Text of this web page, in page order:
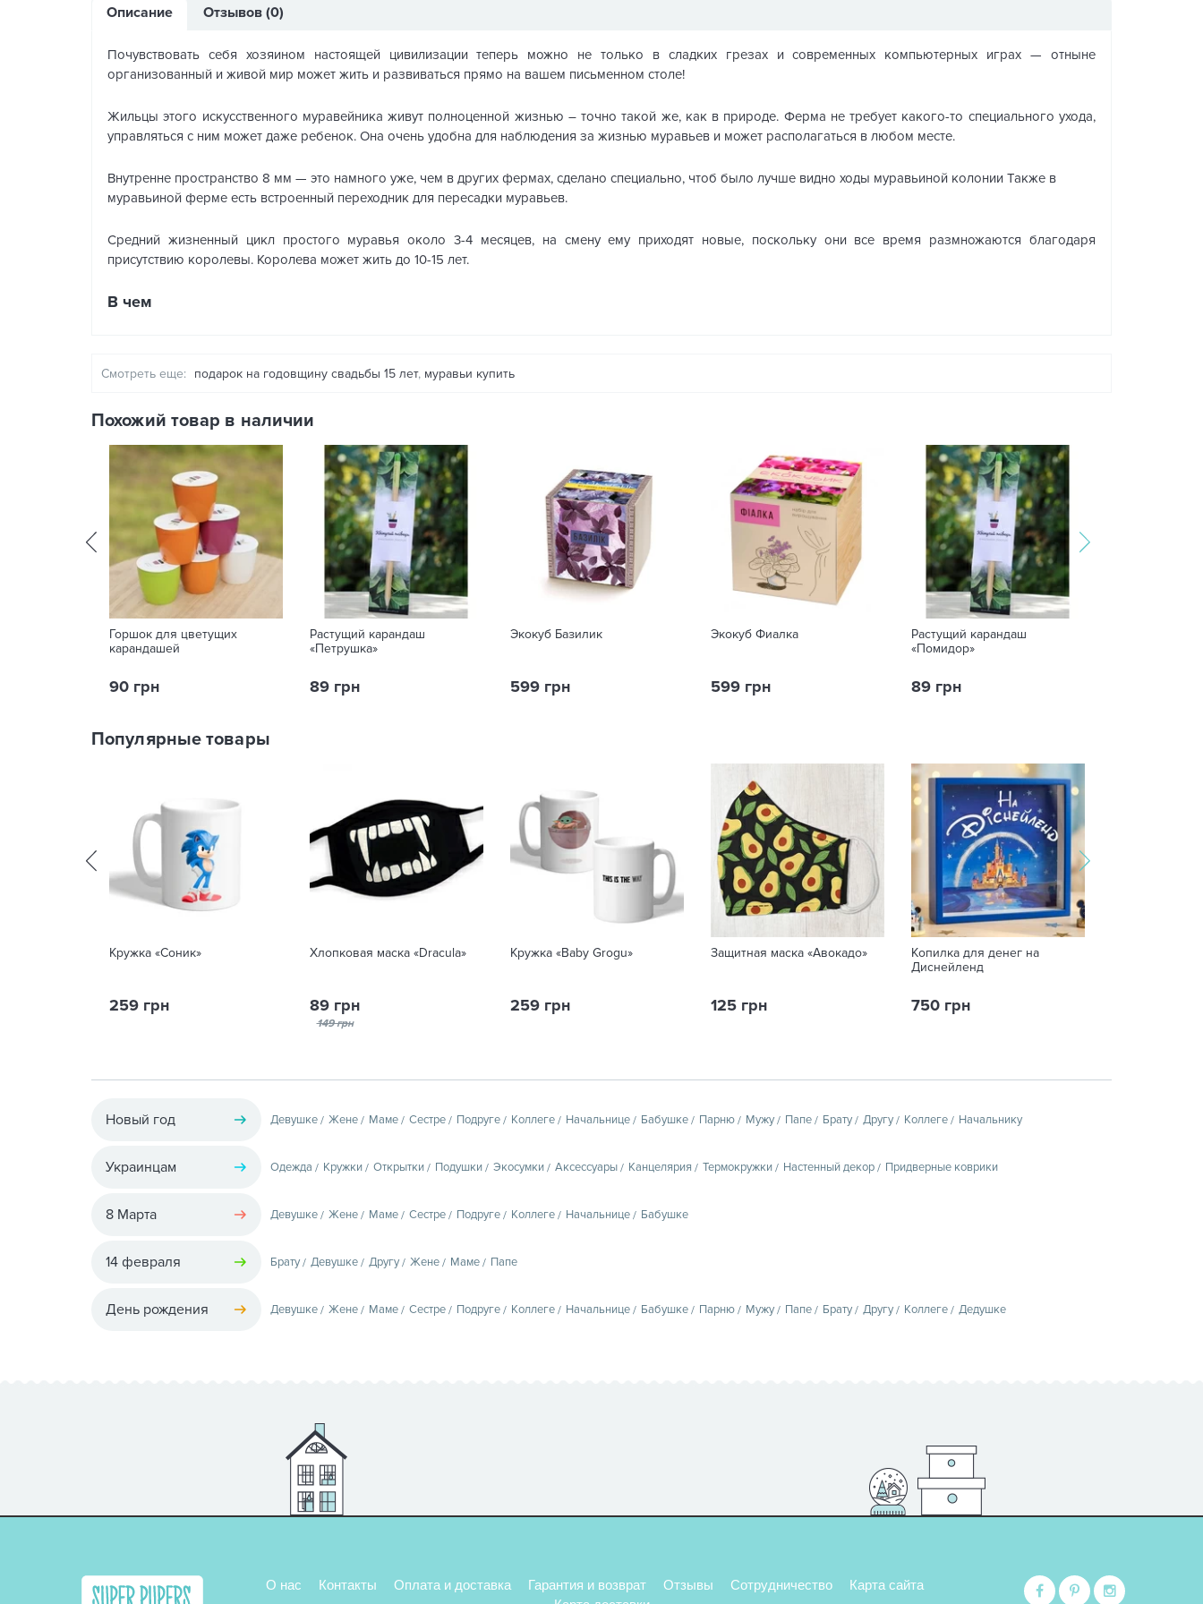
Описание Отзывов (0)
Почувствовать себя хозяином настоящей цивилизации теперь можно не только в сладких грезах и современных компьютерных играх — отныне
организованный и живой мир может жить и развиваться прямо на вашем письменном столе!
Жильцы этого искусственного муравейника живут полноценной жизнью – точно такой же, как в природе. Ферма не требует какого-то специального ухода,
управляться с ним может даже ребенок. Она очень удобна для наблюдения за жизнью муравьев и может располагаться в любом месте.
Внутренне пространство 8 мм — это намного уже, чем в других фермах, сделано специально, чтоб было лучше видно ходы муравьиной колонии Также в
муравьиной ферме есть встроенный переходник для пересадки муравьев.
Средний жизненный цикл простого муравья около 3-4 месяцев, на смену ему приходят новые, поскольку они все время размножаются благодаря
присутствию королевы. Королева может жить до 10-15 лет.
В чем
Смотреть еще: подарок на годовщину свадьбы 15 лет, муравьи купить
Похожий товар в наличии
Горшок для цветущих
карандашей
90 грн
Растущий карандаш
«Петрушка»
89 грн
Экокуб Базилик
599 грн
Экокуб Фиалка
599 грн
Растущий карандаш
«Помидор»
89 грн
Популярные товары
Кружка «Соник»
259 грн
Хлопковая маска «Dracula»
89 грн
149 грн
Кружка «Baby Grogu»
259 грн
Защитная маска «Авокадо»
125 грн
Копилка для денег на
Диснейленд
750 грн
Новый год Девушке Жене Маме Сестре Подруге Коллеге Начальнице Бабушке Парню Мужу Папе Брату Другу Коллеге Начальнику
Украинцам Одежда Кружки Открытки Подушки Экосумки Аксессуары Канцелярия Термокружки Настенный декор Придверные коврики
8 Марта Девушке Жене Маме Сестре Подруге Коллеге Начальнице Бабушке
14 февраля Брату Девушке Другу Жене Маме Папе
День рождения Девушке Жене Маме Сестре Подруге Коллеге Начальнице Бабушке Парню Мужу Папе Брату Другу Коллеге Дедушке
О нас Контакты Оплата и доставка Гарантия и возврат Отзывы Сотрудничество
Карта сайта